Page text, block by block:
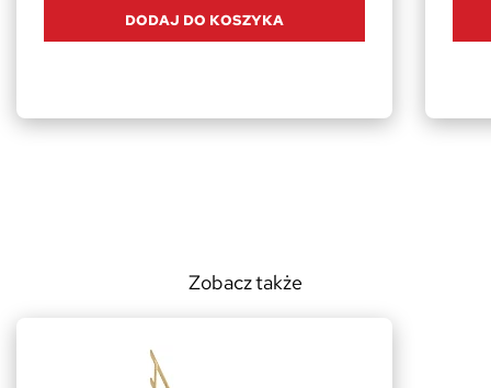
DODAJ DO KOSZYKA
Zobacz także